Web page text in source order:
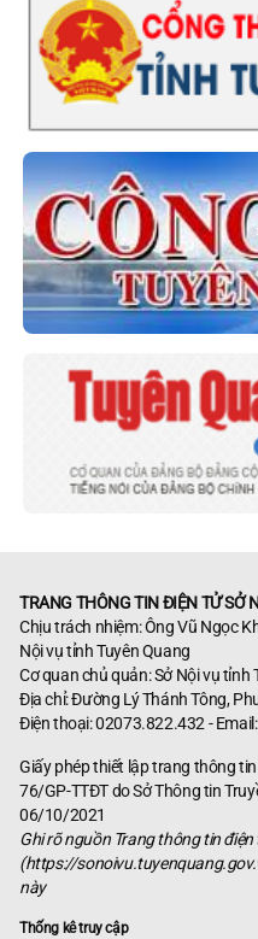
TRANG THÔNG TIN ĐIỆN TỬ SỞ
Chịu trách nhiệm: Ông Vũ Ngọc
Nội vụ tỉnh Tuyên Quang
Cơ quan chủ quản: Sở Nội vụ tỉnh
Địa chỉ: Đường Lý Thánh Tông,
Điện thoại: 02073.822.432 - Email:
Giấy phép thiết lập trang thông
76/GP-TTĐT do Sở Thông tin
06/10/2021
Ghi rõ nguồn Trang thông tin
(https://
này
Thống kê truy cập